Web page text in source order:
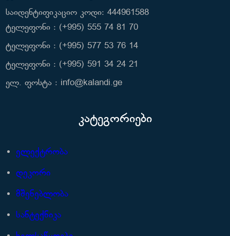
საიდენტიფიკაციო კოდი: 444961588
ტელეფონი : (+995) 555 74 81 70
ტელეფონი : (+995) 577 53 76 14
ტელეფონი : (+995) 591 34 24 21
ელ. ფოსტა : info@kalandi.ge
კატეგორიები
ელექტრობა
დეკორი
მშენებლობა
სანტექნიკა